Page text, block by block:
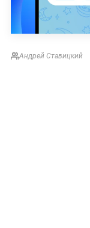
Андрей Ставицкий